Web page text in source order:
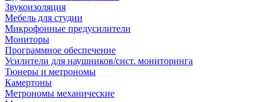
Звукоизоляция
Мебель для студии
Микрофонные предусилители
Мониторы
Программное обеспечение
Усилители для наушников/сист. мониторинга
Тюнеры и метрономы
Камертоны
Метрономы механические